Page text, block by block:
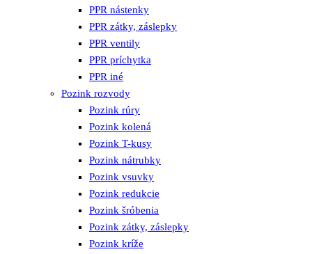
PPR nástenky
PPR zátky, záslepky
PPR ventily
PPR príchytka
PPR iné
Pozink rozvody
Pozink rúry
Pozink kolená
Pozink T-kusy
Pozink nátrubky
Pozink vsuvky
Pozink redukcie
Pozink šróbenia
Pozink zátky, záslepky
Pozink kríže